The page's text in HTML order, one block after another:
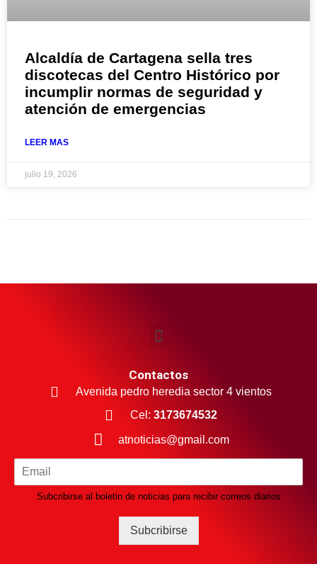
Alcaldía de Cartagena sella tres
discotecas del Centro Histórico por
incumplir normas de seguridad y
atención de emergencias
LEER MAS
julio 19, 2026
Contactos
Avenida pedro heredia sector 4 vientos
Cel: 3173674532
atnoticias@gmail.com
Subcribirse al boletin de noticias para recibir correos diarios
Subcribirse